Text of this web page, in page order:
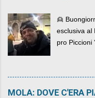
👱
esclusiva al
pro Piccioni
come
MOLA: DOVE C'ERA